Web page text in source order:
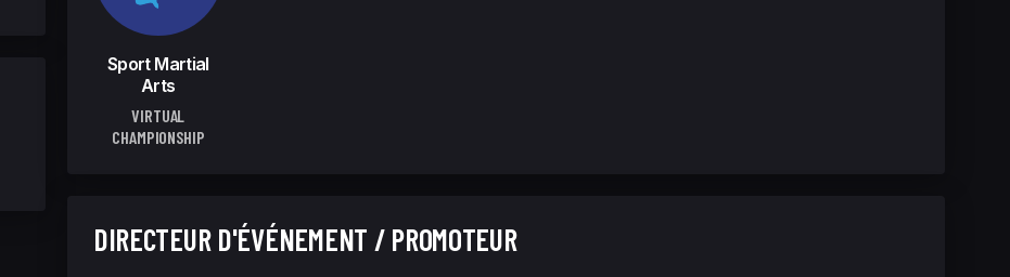
Sport Martial
Arts
VIRTUAL
CHAMPIONSHIP
DIRECTEUR D'ÉVÉNEMENT / PROMOTEUR